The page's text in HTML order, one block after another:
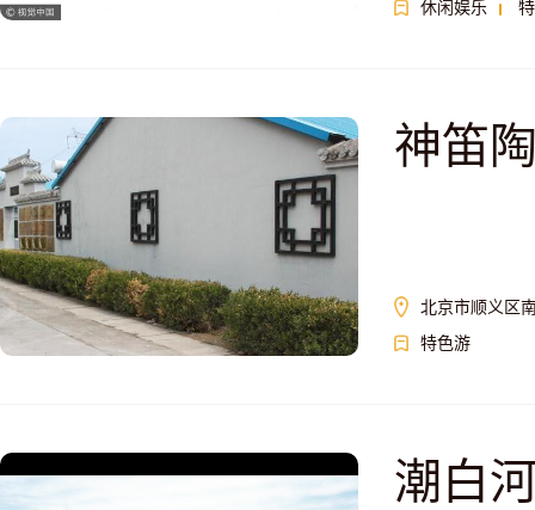
休闲娱乐
神笛
北京市顺义区
特色游
潮白